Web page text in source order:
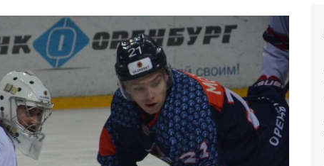
Бег
Дзюдо
Волейбол
Тяжелая атлетика
Водные виды спорта
Хоккей с мячом